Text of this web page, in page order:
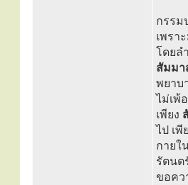
กรรม
เพรา
โดยล
สัมมา
พยาบ
ไม่เพ้
เพียง
ไป เ
กายใ
รัตนต
ขอคว